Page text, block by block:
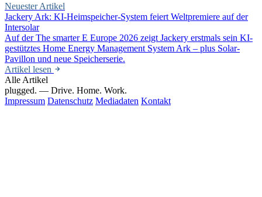
Neuester Artikel
Jackery Ark: KI-Heimspeicher-System feiert Weltpremiere auf der
Intersolar
Auf der The smarter E Europe 2026 zeigt Jackery erstmals sein KI-
gestütztes Home Energy Management System Ark – plus Solar-
Pavillon und neue Speicherserie.
Artikel lesen
Alle Artikel
plugged. — Drive. Home. Work.
Impressum Datenschutz Mediadaten Kontakt